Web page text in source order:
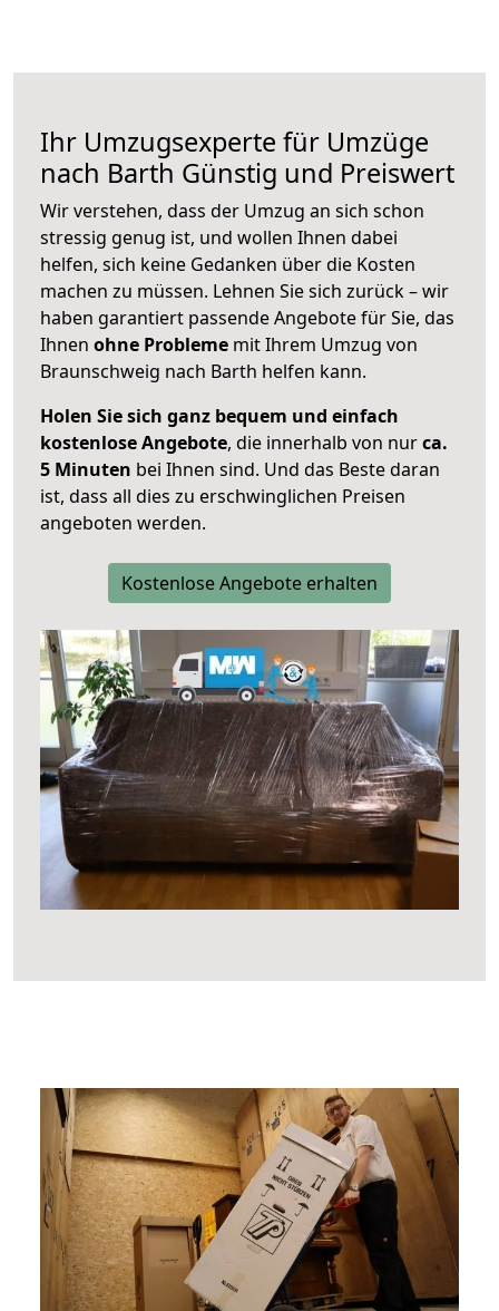
Ihr Umzugsexperte für Umzüge
nach Barth Günstig und Preiswert
Wir verstehen, dass der Umzug an sich schon
stressig genug ist, und wollen Ihnen dabei
helfen, sich keine Gedanken über die Kosten
machen zu müssen. Lehnen Sie sich zurück – wir
haben garantiert passende Angebote für Sie, das
Ihnen ohne Probleme mit Ihrem Umzug von
Braunschweig nach Barth helfen kann.
Holen Sie sich ganz bequem und einfach
kostenlose Angebote, die innerhalb von nurca.
5 Minuten bei Ihnen sind. Und das Beste daran
ist, dass all dies zu erschwinglichen Preisen
angeboten werden.
Kostenlose Angebote erhalten